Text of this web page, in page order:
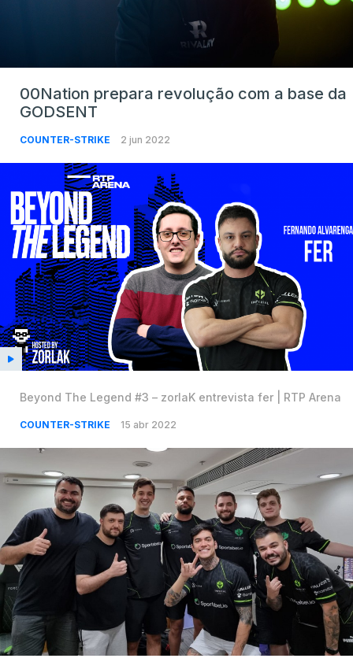
00Nation prepara revolução com a base da
GODSENT
COUNTER-STRIKE 2 jun 2022
Beyond The Legend #3 – zorlaK entrevista fer | RTP Arena
COUNTER-STRIKE 15 abr 2022